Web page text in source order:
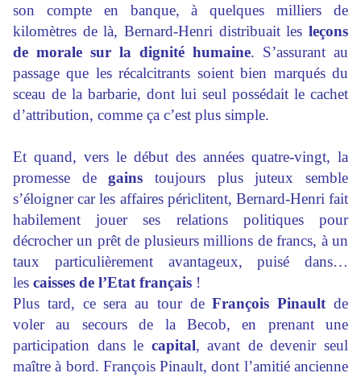
son compte en banque, à quelques milliers de
kilomètres de là, Bernard-Henri distribuait les leçons
de morale sur la dignité humaine. S’assurant au
passage que les récalcitrants soient bien marqués du
sceau de la barbarie, dont lui seul possédait le cachet
d’attribution, comme ça c’est plus simple.
Et quand, vers le début des années quatre-vingt, la
promesse degains toujours plus juteux semble
s’éloigner car les affaires périclitent, Bernard-Henri fait
habilement jouer ses relations politiques pour
décrocher un prêt de plusieurs millions de francs, à un
taux particulièrement avantageux, puisé dans…
les caisses de l’Etat français !
Plus tard, ce sera au tour deFrançois Pinault de
voler au secours de la Becob, en prenant une
participation dans le capital, avant de devenir seul
maître à bord. François Pinault, dont l’amitié ancienne